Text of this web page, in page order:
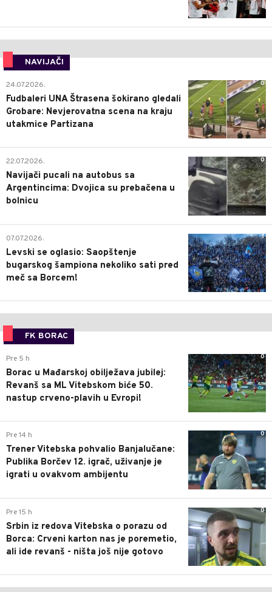
NAVIJAČI
0
24.07.2026.
Fudbaleri UNA Štrasena šokirano gledali
Grobare: Nevjerovatna scena na kraju
utakmice Partizana
0
22.07.2026.
Navijači pucali na autobus sa
Argentincima: Dvojica su prebačena u
bolnicu
1
07.07.2026.
Levski se oglasio: Saopštenje
bugarskog šampiona nekoliko sati pred
meč sa Borcem!
FK BORAC
0
Pre 5 h
Borac u Mađarskoj obilježava jubilej:
Revanš sa ML Vitebskom biće 50.
nastup crveno-plavih u Evropi!
0
Pre 14 h
Trener Vitebska pohvalio Banjalučane:
Publika Borčev 12. igrač, uživanje je
igrati u ovakvom ambijentu
0
Pre 15 h
Srbin iz redova Vitebska o porazu od
Borca: Crveni karton nas je poremetio,
ali ide revanš - ništa još nije gotovo